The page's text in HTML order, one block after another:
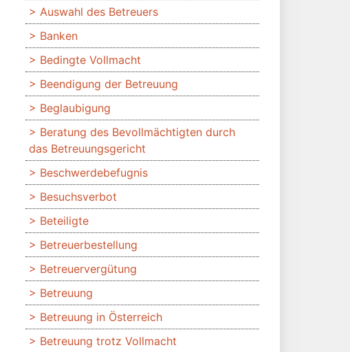
Auswahl des Betreuers
Banken
Bedingte Vollmacht
Beendigung der Betreuung
Beglaubigung
Beratung des Bevollmächtigten durch
das Betreuungsgericht
Beschwerdebefugnis
Besuchsverbot
Beteiligte
Betreuerbestellung
Betreuervergütung
Betreuung
Betreuung in Österreich
Betreuung trotz Vollmacht